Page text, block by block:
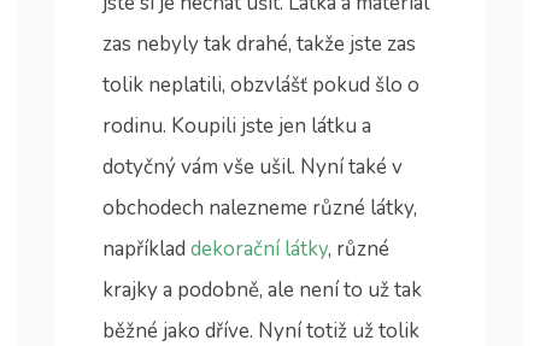
zas nebyly tak drahé, takže jste zas
tolik neplatili, obzvlášť pokud šlo o
rodinu. Koupili jste jen látku a
dotyčný vám vše ušil. Nyní také v
obchodech nalezneme různé látky,
například dekorační látky, různé
krajky a podobně, ale není to už tak
běžné jako dříve. Nyní totiž už tolik